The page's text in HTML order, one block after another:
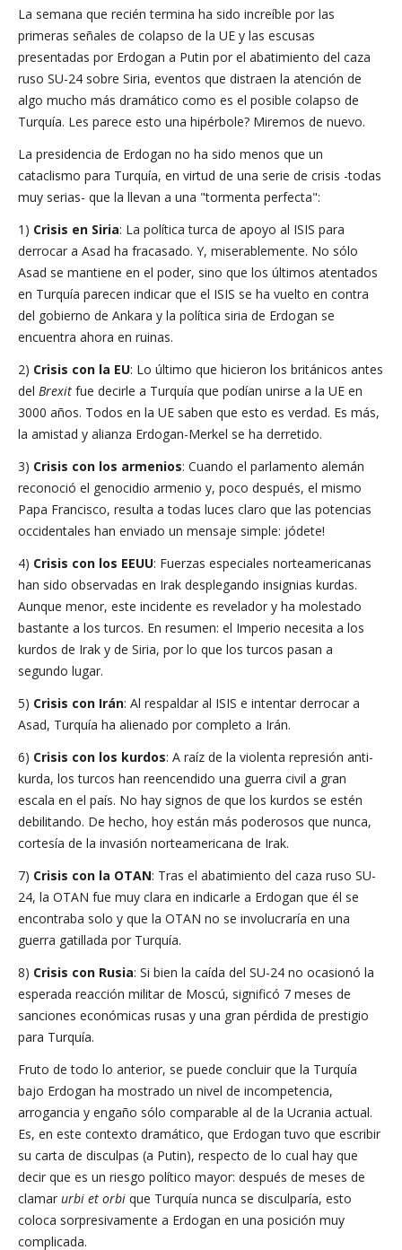
La semana que recién termina ha sido increíble por las
primeras señales de colapso de la UE y las escusas
presentadas por Erdogan a Putin por el abatimiento del caza
ruso SU-24 sobre Siria, eventos que distraen la atención de
algo mucho más dramático como es el posible colapso de
Turquía. Les parece esto una hipérbole? Miremos de nuevo.
La presidencia de Erdogan no ha sido menos que un
cataclismo para Turquía, en virtud de una serie de crisis -todas
muy serias- que la llevan a una "tormenta perfecta":
1) Crisis en Siria: La política turca de apoyo al ISIS para
derrocar a Asad ha fracasado. Y, miserablemente. No sólo
Asad se mantiene en el poder, sino que los últimos atentados
en Turquía parecen indicar que el ISIS se ha vuelto en contra
del gobierno de Ankara y la política siria de Erdogan se
encuentra ahora en ruinas.
2) Crisis con la EU: Lo último que hicieron los británicos antes
del Brexit fue decirle a Turquía que podían unirse a la UE en
3000 años. Todos en la UE saben que esto es verdad. Es más,
la amistad y alianza Erdogan-Merkel se ha derretido.
3) Crisis con los armenios: Cuando el parlamento alemán
reconoció el genocidio armenio y, poco después, el mismo
Papa Francisco, resulta a todas luces claro que las potencias
occidentales han enviado un mensaje simple: jódete!
4) Crisis con los EEUU: Fuerzas especiales norteamericanas
han sido observadas en Irak desplegando insignias kurdas.
Aunque menor, este incidente es revelador y ha molestado
bastante a los turcos. En resumen: el Imperio necesita a los
kurdos de Irak y de Siria, por lo que los turcos pasan a
segundo lugar.
5) Crisis con Irán: Al respaldar al ISIS e intentar derrocar a
Asad, Turquía ha alienado por completo a Irán.
6) Crisis con los kurdos: A raíz de la violenta represión anti-
kurda, los turcos han reencendido una guerra civil a gran
escala en el país. No hay signos de que los kurdos se estén
debilitando. De hecho, hoy están más poderosos que nunca,
cortesía de la invasión norteamericana de Irak.
7) Crisis con la OTAN: Tras el abatimiento del caza ruso SU-
24, la OTAN fue muy clara en indicarle a Erdogan que él se
encontraba solo y que la OTAN no se involucraría en una
guerra gatillada por Turquía.
8) Crisis con Rusia: Si bien la caída del SU-24 no ocasionó la
esperada reacción militar de Moscú, significó 7 meses de
sanciones económicas rusas y una gran pérdida de prestigio
para Turquía.
Fruto de todo lo anterior, se puede concluir que la Turquía
bajo Erdogan ha mostrado un nivel de incompetencia,
arrogancia y engaño sólo comparable al de la Ucrania actual.
Es, en este contexto dramático, que Erdogan tuvo que escribir
su carta de disculpas (a Putin), respecto de lo cual hay que
decir que es un riesgo político mayor: después de meses de
clamar urbi et orbi que Turquía nunca se disculparía, esto
coloca sorpresivamente a Erdogan en una posición muy
complicada.